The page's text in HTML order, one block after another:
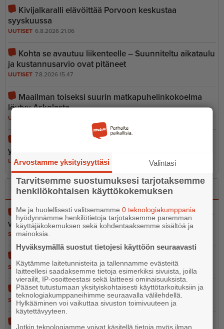
Kivijalkaralli elävöittää Porvoon keskustaa
syyskuussa
UUTISET 6.8.2026 21.06
Kohta se avautuu liikenteelle – Suunniteltu aikataulu
ja kustannusarvio ovat pitäneet
UUTISET 7.8.2026 15.47
Maailman toiseksi suurin matkapu­he­lin­ko­koelma
löytyy Askolasta
UUTISET
Hotdog maistuu kylmänäkin – Mimosan kiparin
yllättävä hittituote myydään usein loppuun
UUTISET 7.8.2026 6.30
Sano seKerro se kuvin
Pelastustoimen merellinen valmius osa kokonais­tur­
val­li­suutta
SANO SE 5.8.2026 13.02
SANO SE 5.8.2026 12.56
Ihmisarvo ei ole leikkiä
SANO SE 4.8.2026 10.05
Epoon koulu - kun logiikka jäi koulun pihalle
Arvostamme yksityisyyttäsi Valintasi
Tarvitsemme suostumuksesi tarjotaksemme
henkilökohtaisen käyttökokemuksen
Me ja huolellisesti valitsemamme0 teknologiakumppania
hyödynnämme henkilötietoja tarjotaksemme paremman
käyttäjäkokemuksen sekä kohdentaaksemme sisältöä ja
mainoksia.
Hyväksymällä suostut tietojesi käyttöön seuraavasti
Käytämme laitetunnisteita ja tallennamme evästeitä
laitteellesi saadaksemme tietoja esimerkiksi sivuista, joilla
vierailit, IP-osoitteestasi sekä laitteesi ominaisuuksista.
Pääset tutustumaan yksityiskohtaisesti käyttötarkoituksiin ja
teknologiakumppaneihimme seuraavalla välilehdellä.
Hylkääminen voi vaikuttaa sivuston toimivuuteen ja
käytettävyyteen.
Jotkin teknologiamme voivat käsitellä tietoja myös ilman